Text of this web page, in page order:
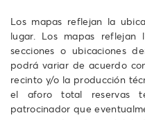
Los mapas reflejan la
lugar. Los mapas reflejan
secciones o ubicaciones
podrá variar de acuerdo
recinto y/o la producción
el aforo total reservas
patrocinador que